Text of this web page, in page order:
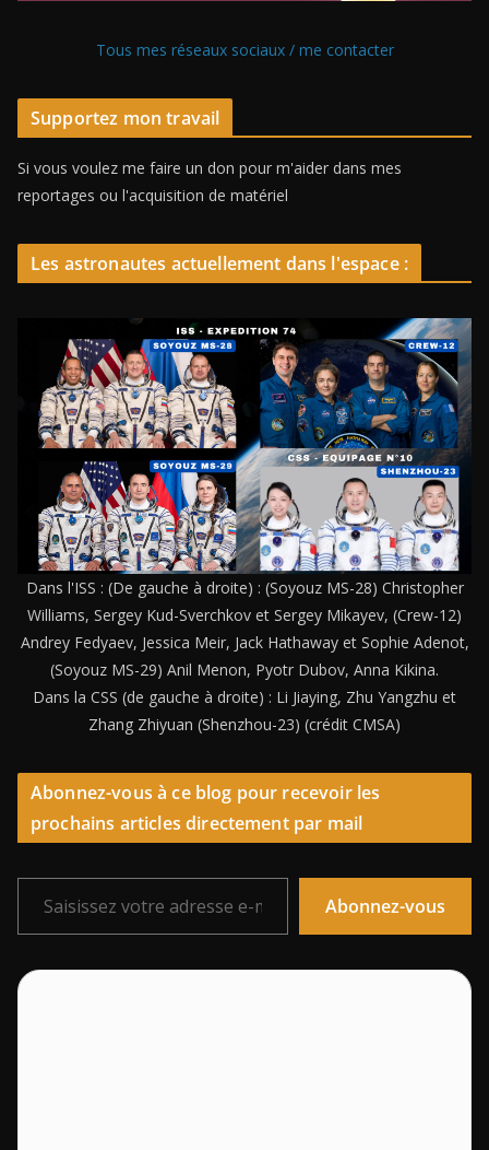
Tous mes réseaux sociaux / me contacter
Supportez mon travail
Si vous voulez me faire un don pour m'aider dans mes
reportages ou l'acquisition de matériel
Les astronautes actuellement dans l'espace :
Dans l'ISS : (De gauche à droite) : (Soyouz MS-28) Christopher
Williams, Sergey Kud-Sverchkov et Sergey Mikayev, (Crew-12)
Andrey Fedyaev, Jessica Meir, Jack Hathaway et Sophie Adenot,
(Soyouz MS-29) Anil Menon, Pyotr Dubov, Anna Kikina.
Dans la CSS (de gauche à droite) : Li Jiaying, Zhu Yangzhu et
Zhang Zhiyuan (Shenzhou-23) (crédit CMSA)
Abonnez-vous à ce blog pour recevoir les
prochains articles directement par mail
Saisissez votre adresse e-mail…
Abonnez-vous